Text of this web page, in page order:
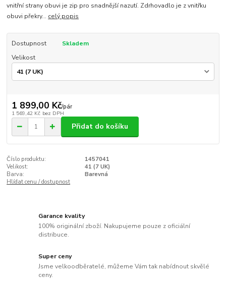
vnitřní strany obuvi je zip pro snadnější nazutí. Zdrhovadlo je z vnitřku
obuvi překry... celý popis
Dostupnost
Skladem
Velikost
1 899,00 Kč/pár
1 569,42 Kč bez DPH
Přidat do košíku
Číslo produktu:
1457041
Velikost:
41 (7 UK)
Barva:
Barevná
Hlídat cenu / dostupnost
Garance kvality
100% originální zboží. Nakupujeme pouze z oficiální
distribuce.
Super ceny
Jsme velkoodběratelé, můžeme Vám tak nabídnout skvělé
ceny.